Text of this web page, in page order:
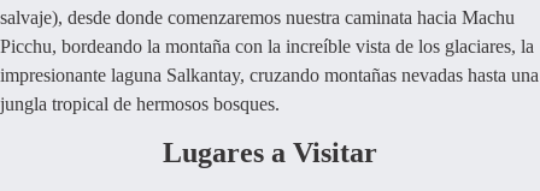
salvaje), desde donde comenzaremos nuestra caminata hacia Machu
Picchu, bordeando la montaña con la increíble vista de los glaciares, la
impresionante laguna Salkantay, cruzando montañas nevadas hasta una
jungla tropical de hermosos bosques.
Lugares a Visitar